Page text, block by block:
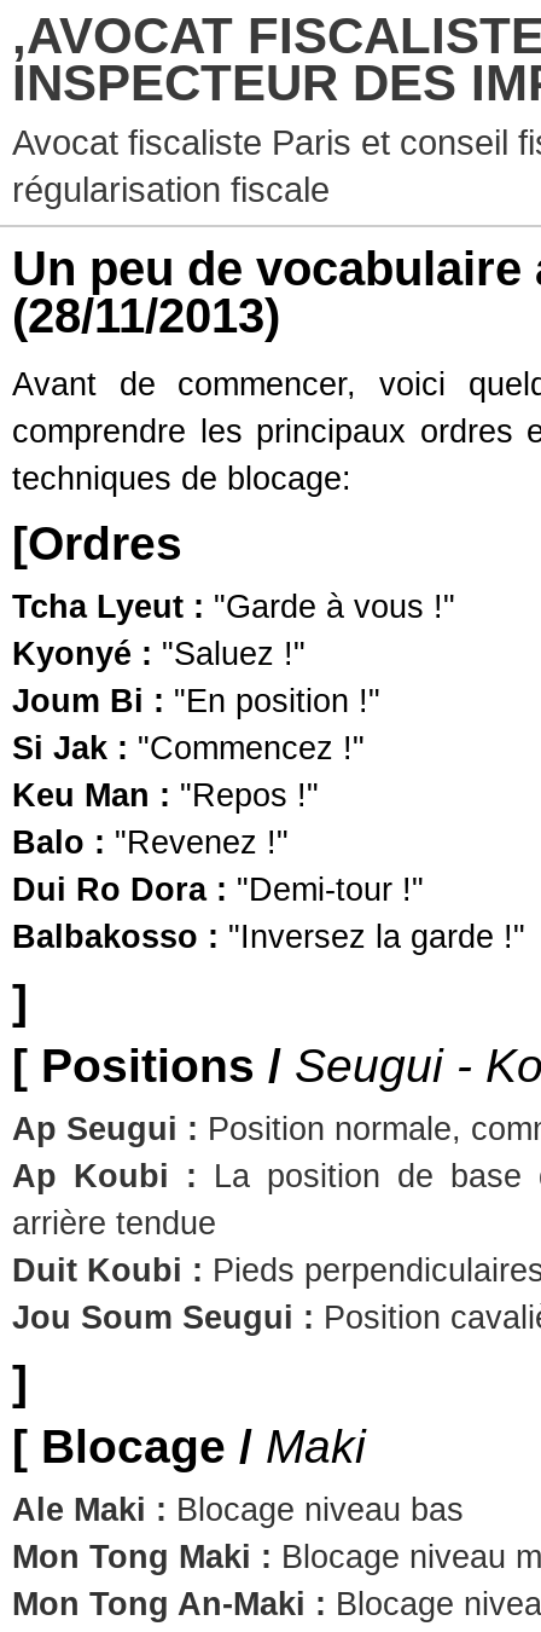
,AVOCAT
INSPECTEUR DES
Avocat fiscaliste Paris et conseil
régularisation fiscale
Un peu de
(28/11/2013)
Avant de commencer, voici
comprendre les principaux
techniques de blocage:
[Ordres
Tcha Lyeut : "Garde à vous !"
Kyonyé : "Saluez !"
Joum Bi : "En position !"
Si Jak : "Commencez !"
Keu Man : "Repos !"
Balo : "Revenez !"
Dui Ro Dora : "Demi-tour !"
Balbakosso : "Inversez la garde !"
]
[ Positions / Seugui -
Ap Seugui : Position normale,
Ap Koubi : La position de base
arrière tendue
Duit Koubi : Pieds
Jou Soum Seugui : Position
]
[ Blocage / Maki
Ale Maki : Blocage niveau bas
Mon Tong Maki : Blocage niveau
Mon Tong An-Maki : Blocage